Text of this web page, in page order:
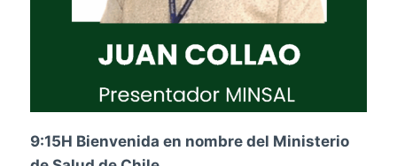
9:15H Bienvenida en nombre del Ministerio